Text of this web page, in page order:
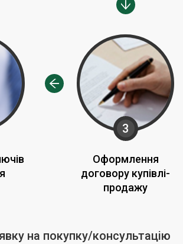
3
Оформлення
договору купівлі-
продажу
на покупку/консультацію